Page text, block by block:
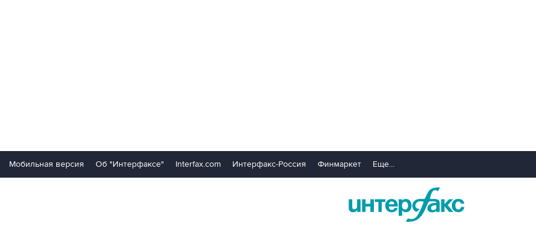
Мобильная версия Об "Интерфаксе" Interfax.com Интерфакс-Россия Финмаркет Еще...